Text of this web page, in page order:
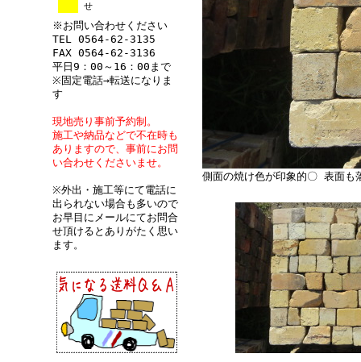
せ
※お問い合わせください
TEL 0564-62-3135
FAX 0564-62-3136
平日9：00～16：00まで
※固定電話→転送になりま
す
現地売り事前予約制。
施工や納品などで不在時も
ありますので、事前にお問
い合わせくださいませ。
※外出・施工等にて電話に
出られない場合も多いので
お早目にメールにてお問合
せ頂けるとありがたく思い
ます。
側面の焼け色が印象的〇 表面も